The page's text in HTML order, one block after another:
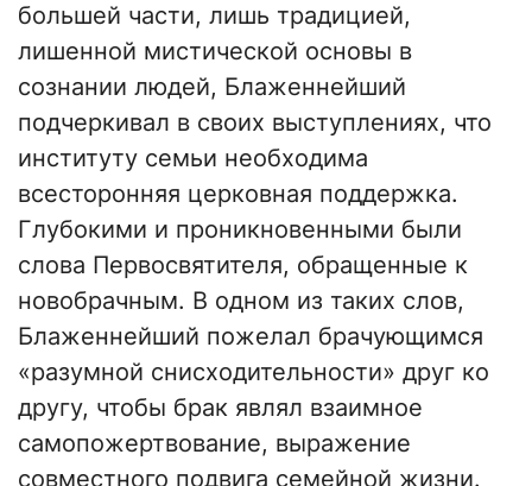
большей части, лишь традицией,
лишенной мистической основы в
сознании людей, Блаженнейший
подчеркивал в своих выступлениях, что
институту семьи необходима
всесторонняя церковная поддержка.
Глубокими и проникновенными были
слова Первосвятителя, обращенные к
новобрачным. В одном из таких слов,
Блаженнейший пожелал брачующимся
«разумной снисходительности» друг ко
другу, чтобы брак являл взаимное
самопожертвование, выражение
совместного подвига семейной жизни.